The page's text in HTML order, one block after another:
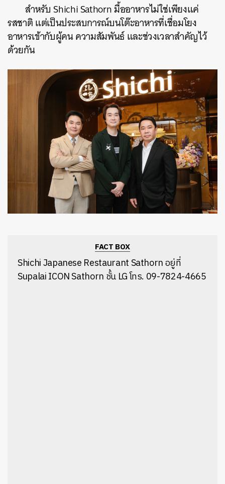
สำหรับ Shichi Sathorn มื้ออาหารไม่ใช่เพียงแค่
รสชาติ แต่เป็นประสบการณ์บนโต๊ะอาหารที่เชื่อมโยง
อาหารเข้ากับผู้คน ความสัมพันธ์ และช่วงเวลาสำคัญไว้
ด้วยกัน
FACT BOX
Shichi Japanese Restaurant Sathorn อยู่ที่
Supalai ICON Sathorn ชั้น LG โทร. 09-7824-4665